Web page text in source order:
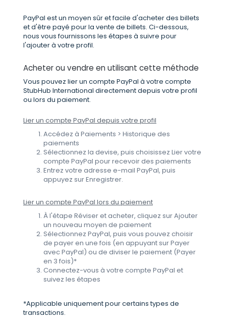
PayPal est un moyen sûr et facile d'acheter des billets
et d'être payé pour la vente de billets. Ci-dessous,
nous vous fournissons les étapes à suivre pour
l'ajouter à votre profil.
Acheter ou vendre en utilisant cette méthode
Vous pouvez lier un compte PayPal à votre compte
StubHub International directement depuis votre profil
ou lors du paiement.
Lier un compte PayPal depuis votre profil
Accédez à Paiements > Historique des
paiements
Sélectionnez la devise, puis choisissez Lier votre
compte PayPal pour recevoir des paiements
Entrez votre adresse e-mail PayPal, puis
appuyez sur Enregistrer.
Lier un compte PayPal lors du paiement
À l'étape Réviser et acheter, cliquez sur Ajouter
un nouveau moyen de paiement
Sélectionnez PayPal, puis vous pouvez choisir
de payer en une fois (en appuyant sur Payer
avec PayPal) ou de diviser le paiement (Payer
en 3 fois)*
Connectez-vous à votre compte PayPal et
suivez les étapes
*Applicable uniquement pour certains types de
transactions.